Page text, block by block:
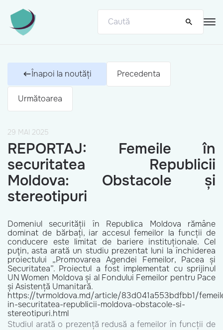
Înapoi la noutăți Precedenta
Următoarea
29 MAI 2025
REPORTAJ: Femeile în
securitatea Republicii
Moldova: Obstacole și
stereotipuri
Domeniul securității în Republica Moldova rămâne
dominat de bărbați, iar accesul femeilor la funcții de
conducere este limitat de bariere instituționale. Cel
puţin, asta arată un studiu prezentat luni la închiderea
proiectului „Promovarea Agendei Femeilor, Pacea și
Securitatea”. Proiectul a fost implementat cu sprijinul
UN Women Moldova și al Fondului Femeilor pentru Pace
și Asistență Umanitară.
https://tvrmoldova.md/article/83d041a553bdfbb1/
in-securitatea-republicii-moldova-obstacole-si-
stereotipuri.html
Studiul arată o prezență redusă a femeilor în funcții de